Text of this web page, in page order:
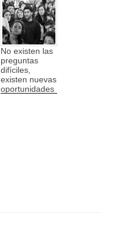
No existen las
preguntas
difíciles,
existen nuevas
oportunidades